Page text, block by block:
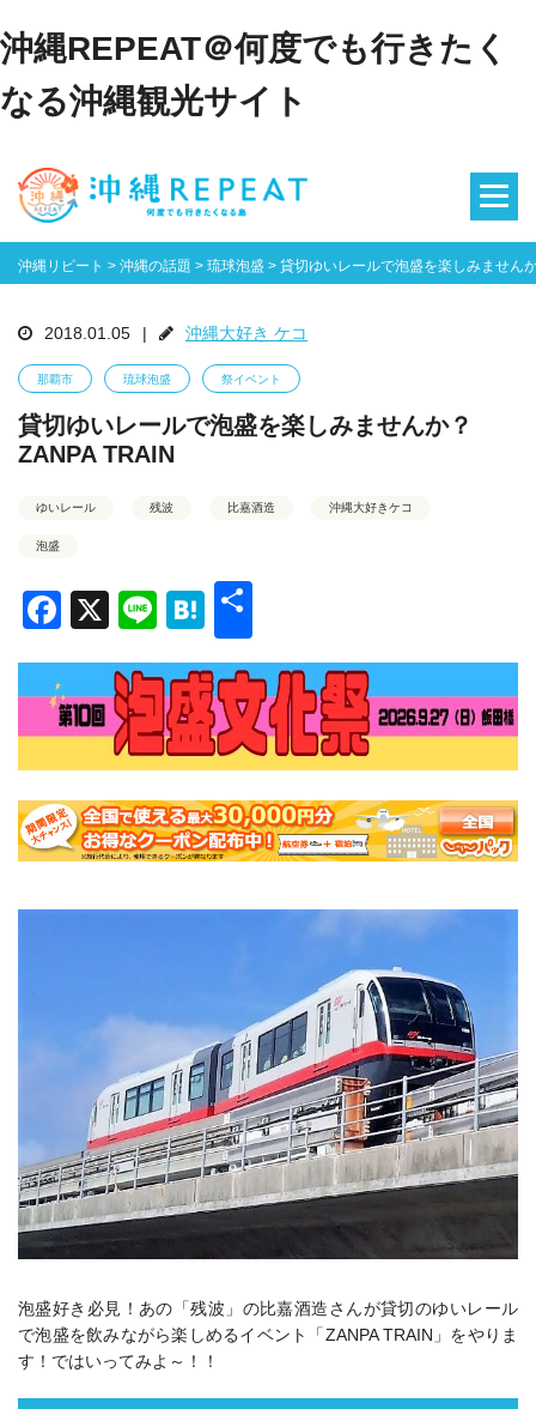
沖縄REPEAT＠何度でも行きたく
なる沖縄観光サイト
沖縄リピート > 沖縄の話題 > 琉球泡盛 > 貸切ゆいレールで泡盛を楽しみません
2018.01.05 | 沖縄大好き ケコ
那覇市 琉球泡盛 祭イベント
貸切ゆいレールで泡盛を楽しみませんか？
ZANPA TRAIN
ゆいレール 残波 比嘉酒造 沖縄大好きケコ
泡盛
Facebook
X LineHatena
泡盛好き必見！あの「残波」の比嘉酒造さんが貸切のゆいレール
で泡盛を飲みながら楽しめるイベント「ZANPA TRAIN」をやりま
す！ではいってみよ～！！